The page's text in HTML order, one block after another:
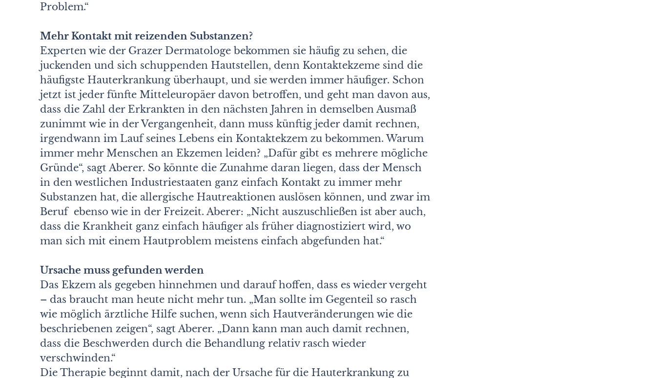
Problem.“
Mehr Kontakt mit reizenden Substanzen?
Experten wie der Grazer Dermatologe bekommen sie häufig zu sehen, die
juckenden und sich schuppenden Hautstellen, denn Kontaktekzeme sind die
häufigste Hauterkrankung überhaupt, und sie werden immer häufiger. Schon
jetzt ist jeder fünfte Mitteleuropäer davon betroffen, und geht man davon aus,
dass die Zahl der Erkrankten in den nächsten Jahren in demselben Ausmaß
zunimmt wie in der Vergangenheit, dann muss künftig jeder damit rechnen,
irgendwann im Lauf seines Lebens ein Kontaktekzem zu bekommen. Warum
immer mehr Menschen an Ekzemen leiden? „Dafür gibt es mehrere mögliche
Gründe“, sagt Aberer. So könnte die Zunahme daran liegen, dass der Mensch
in den westlichen Industriestaaten ganz einfach Kontakt zu immer mehr
Substanzen hat, die allergische Hautreaktionen auslösen können, und zwar im
Beruf ebenso wie in der Freizeit. Aberer: „Nicht auszuschließen ist aber auch,
dass die Krankheit ganz einfach häufiger als früher diagnostiziert wird, wo
man sich mit einem Hautproblem meistens einfach abgefunden hat.“
Ursache muss gefunden werden
Das Ekzem als gegeben hinnehmen und darauf hoffen, dass es wieder vergeht
– das braucht man heute nicht mehr tun. „Man sollte im Gegenteil so rasch
wie möglich ärztliche Hilfe suchen, wenn sich Hautveränderungen wie die
beschriebenen zeigen“, sagt Aberer. „Dann kann man auch damit rechnen,
dass die Beschwerden durch die Behandlung relativ rasch wieder
verschwinden.“
Die Therapie beginnt damit, nach der Ursache für die Hauterkrankung zu